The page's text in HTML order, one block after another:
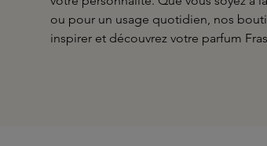
ou pour un usage quotidien, nos
inspirer et découvrez votre parfum